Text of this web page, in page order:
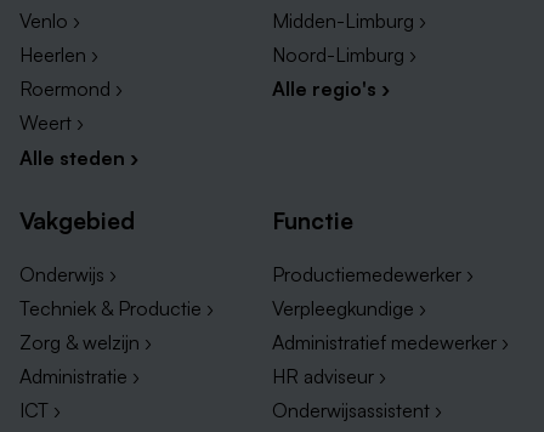
Venlo ›
Heerlen ›
Roermond ›
Weert ›
Alle steden ›
Midden-Limburg ›
Noord-Limburg ›
Alle regio's ›
Vakgebied
Onderwijs ›
Techniek & Productie ›
Zorg & welzijn ›
Administratie ›
ICT ›
Functie
Productiemedewerker ›
Verpleegkundige ›
Administratief medewerker ›
HR adviseur ›
Onderwijsassistent ›